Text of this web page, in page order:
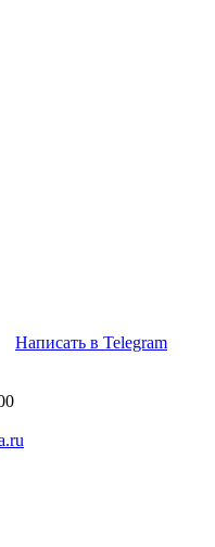
Написать в Telegram